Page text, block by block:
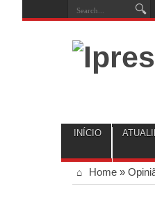
INÍCIO
Home »